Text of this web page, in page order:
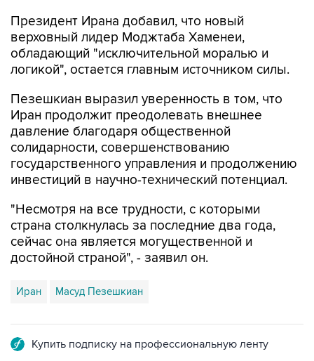
Президент Ирана добавил, что новый
верховный лидер Моджтаба Хаменеи,
обладающий "исключительной моралью и
логикой", остается главным источником силы.
Пезешкиан выразил уверенность в том, что
Иран продолжит преодолевать внешнее
давление благодаря общественной
солидарности, совершенствованию
государственного управления и продолжению
инвестиций в научно-технический потенциал.
"Несмотря на все трудности, с которыми
страна столкнулась за последние два года,
сейчас она является могущественной и
достойной страной", - заявил он.
Иран Масуд Пезешкиан
Купить подписку на профессиональную ленту